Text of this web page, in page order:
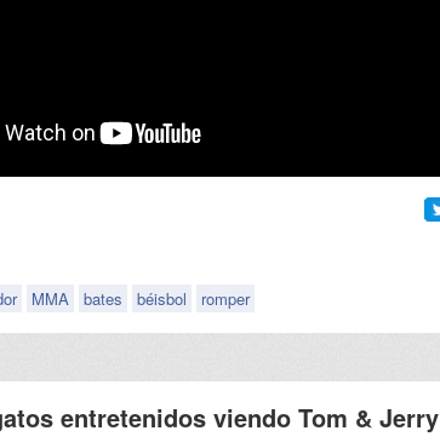
MMA bates béisbol romper
entretenidos viendo Tom & Jerry